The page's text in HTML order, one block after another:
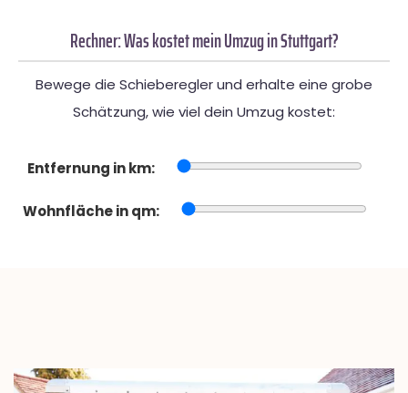
Rechner: Was kostet mein Umzug in Stuttgart?
Bewege die Schieberegler und erhalte eine grobe
Schätzung, wie viel dein Umzug kostet:
Entfernung in km:
Wohnfläche in qm: